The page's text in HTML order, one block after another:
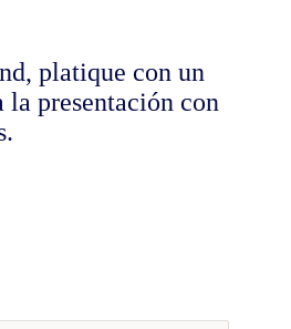
platique con un
la presentación con